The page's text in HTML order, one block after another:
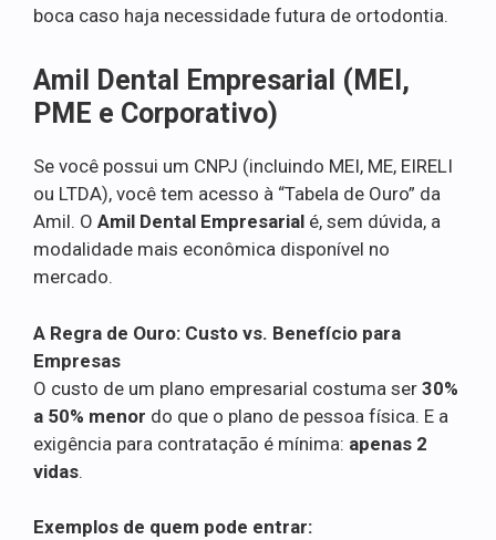
boca caso haja necessidade futura de ortodontia.
Amil Dental Empresarial (MEI,
PME e Corporativo)
Se você possui um CNPJ (incluindo MEI, ME, EIRELI
ou LTDA), você tem acesso à “Tabela de Ouro” da
Amil. O Amil Dental Empresarial é, sem dúvida, a
modalidade mais econômica disponível no
mercado.
A Regra de Ouro: Custo vs. Benefício para
Empresas
O custo de um plano empresarial costuma ser 30%
a 50% menor do que o plano de pessoa física. E a
exigência para contratação é mínima: apenas 2
vidas.
Exemplos de quem pode entrar: